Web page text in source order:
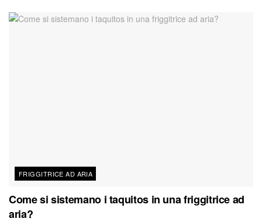
FRIGGITRICE AD ARIA
Come si sistemano i taquitos in una friggitrice ad
aria?